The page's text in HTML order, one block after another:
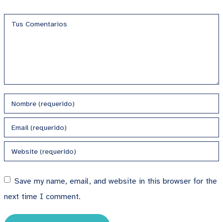
Save my name, email, and website in this browser for the
next time I comment.